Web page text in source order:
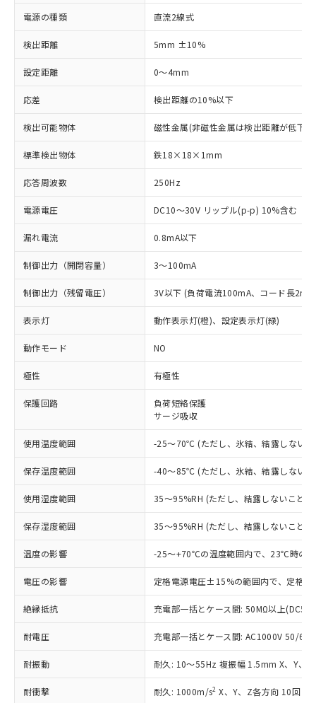
電源の種類 直流2線式
検出距離 5mm ±10%
設定距離 0～4mm
応差 検出距離の10%以下
検出可能物体 磁性金属(非磁性金属は検出距離が低下
標準検出物体 鉄18×18×1mm
応答周波数 250Hz
電源電圧 DC10～30V リップル(p-p) 10%含む
漏れ電流 0.8mA以下
制御出力（開閉容量） 3～100mA
制御出力（残留電圧） 3V以下 (負荷電流100mA、コード長2m
表示灯 動作表示灯(橙)、設定表示灯(緑)
動作モード NO
極性 有極性
保護回路
負荷短絡保護
サージ吸収
使用温度範囲 -25～70℃ (ただし、氷結、結露しない
保存温度範囲 -40～85℃ (ただし、氷結、結露しない
使用湿度範囲 35～95%RH (ただし、結露しないこと)
保存湿度範囲 35～95%RH (ただし、結露しないこと)
温度の影響 -25～+70℃の温度範囲内で、23℃時の
電圧の影響 定格電源電圧±15%の範囲内で、定格
絶縁抵抗 充電部一括とケース間: 50MΩ以上
耐電圧 充電部一括とケース間: AC1000V 50/
耐振動 耐久: 10～55Hz 複振幅 1.5mm X、Y、Z
耐衝撃 耐久: 1000m/s2 X、Y、Z各方向 10回
ご利用条件
以下の条件をお読みいただき、同意のうえ
本サービスは、当社制御機器事業取扱
商品の当社在庫状況および標準価格
(税抜)を提供させていただくもので
当社制御機器事業取扱商品の中には、
ことをご了承ください。
在庫状況および標準価格照会結果は、
記載している更新日時点での社内デー
※1 対応状況
対応済み：EU RoHS指令（10物質）の
非含有に対応した製品が提供可能な商品で
対応予定：EU RoHS指令（10物質）の非含
商品です。
対応予定なし：EU RoHS指令（10物質）の
非含有に非対応の商品で、対応品を出す予
定はありません。
調査・確認中：EU RoHS指令（10物質）の
非含有の対応状況を調査中または確認中の
非該当品：ライセンス料など無形物で、有
害物質有無と関係のない商品です。
仕入先様の事情により、非含有部品として
いたものが、含有品と判明した場合などや
むを得ず変更することがあります。
*EU RoHS指令（10物質）：
※1 中国RoHS○×表
「○」：最大均質材料含有率が中国RoHSの
基準値以下であることを示します。
「×」：最大均質材料含有率が中国RoHSの
基準値を超えていることを示します。
「－」：未確認です。当社販売部門へお問
い合わせください。
為替および外国貿易法に定める商品
（以下｢規制貨物等」という）を輸出